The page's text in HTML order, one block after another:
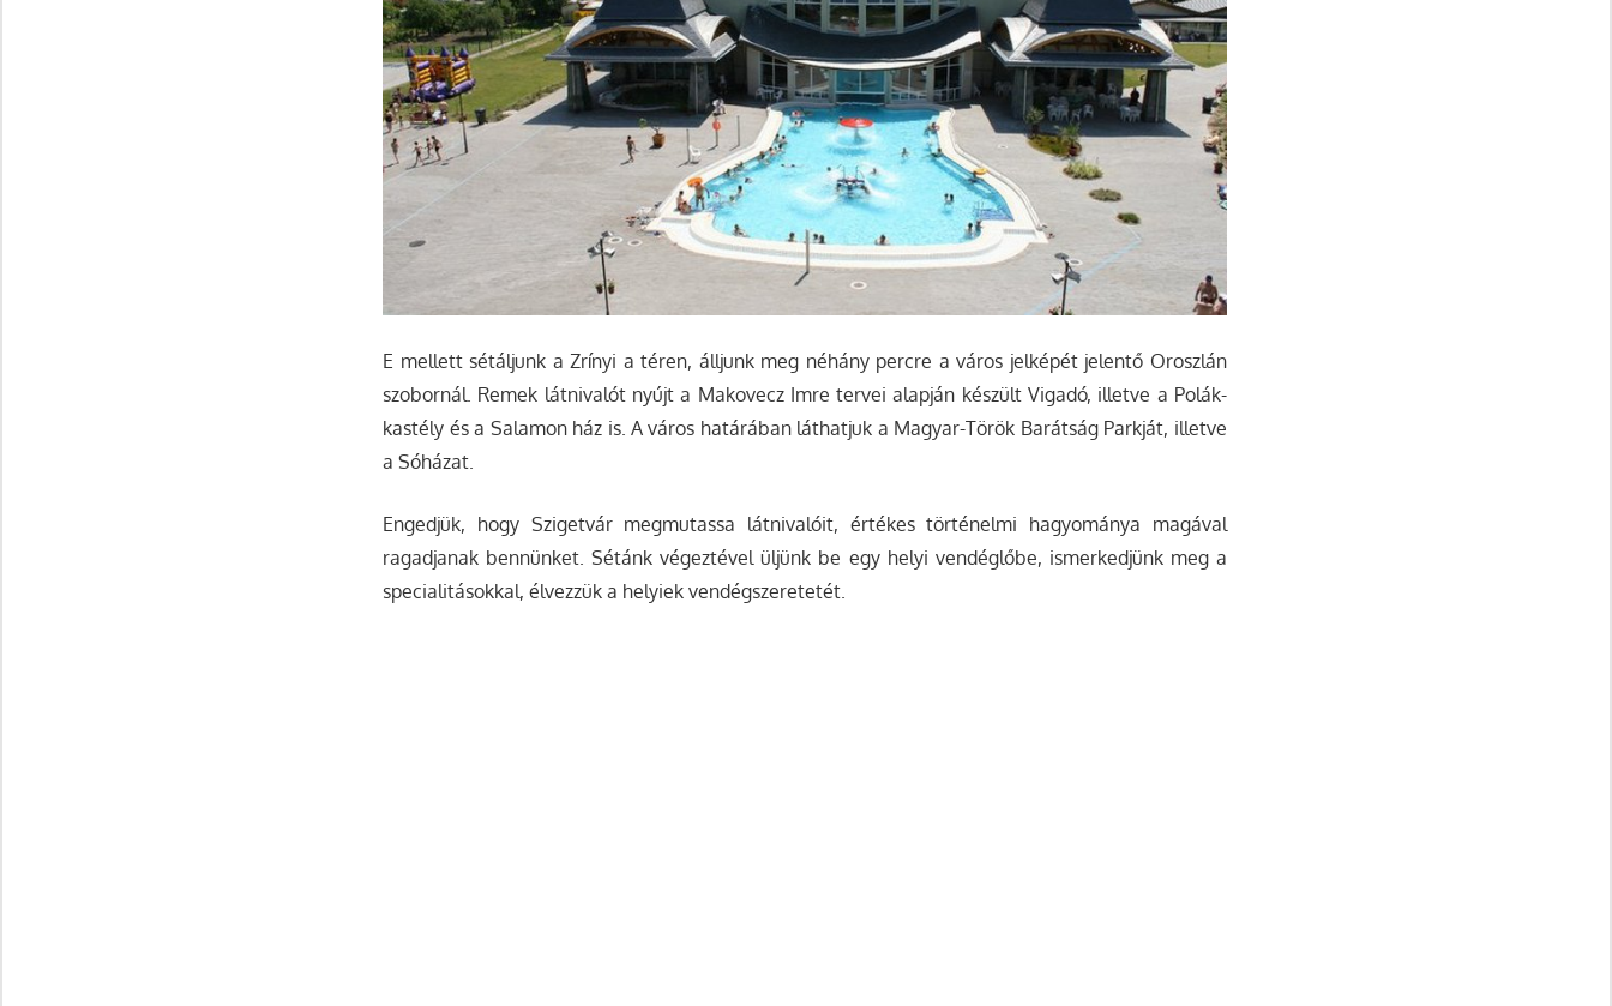
E mellett sétáljunk a Zrínyi a téren, álljunk meg néhány percre a város jelképét jelentő Oroszlán
szobornál. Remek látnivalót nyújt a Makovecz Imre tervei alapján készült Vigadó, illetve a Polák-
kastély és a Salamon ház is. A város határában láthatjuk a Magyar-Török Barátság Parkját, illetve
a Sóházat.
Engedjük, hogy Szigetvár megmutassa látnivalóit, értékes történelmi hagyománya magával
ragadjanak bennünket. Sétánk végeztével üljünk be egy helyi vendéglőbe, ismerkedjünk meg a
specialitásokkal, élvezzük a helyiek vendégszeretetét.